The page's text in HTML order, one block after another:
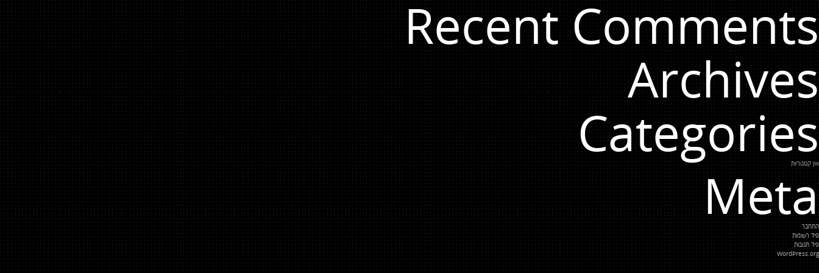
Recent Comments
Archives
Categories
אין קטגוריות
Meta
התחבר
פיד רשומות
פיד תגובות
WordPress.org